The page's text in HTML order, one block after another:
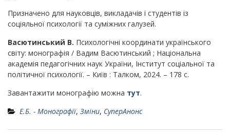
Призначено для науковців, викладачів і студентів із
соціяльної психології та суміжних галузей.
Васютинський В. Психологічні координати українського
світу: монографія / Вадим Васютинський ; Національна
академія педагогічних наук України, Інститут соціальної та
політичної психології. – Київ : Талком, 2024. – 178 c.
Завантажити монографію можна тут.
Е.Б. - Монографії, Зміни, СуперАнонс